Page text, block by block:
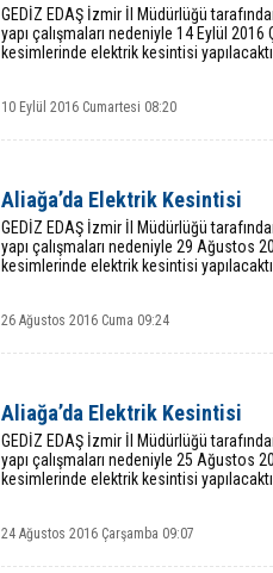
GEDİZ EDAŞ İzmir İl Müdürlüğü
yapı çalışmaları nedeniyle 14 Eylül
kesimlerinde elektrik kesintisi
10 Eylül 2016 Cumartesi 08:20
Aliağa’da Elektrik Kesintisi
GEDİZ EDAŞ İzmir İl Müdürlüğü
yapı çalışmaları nedeniyle 29 Ağustos
kesimlerinde elektrik kesintisi
26 Ağustos 2016 Cuma 09:24
Aliağa’da Elektrik Kesintisi
GEDİZ EDAŞ İzmir İl Müdürlüğü
yapı çalışmaları nedeniyle 25 Ağustos
kesimlerinde elektrik kesintisi
24 Ağustos 2016 Çarşamba 09:07